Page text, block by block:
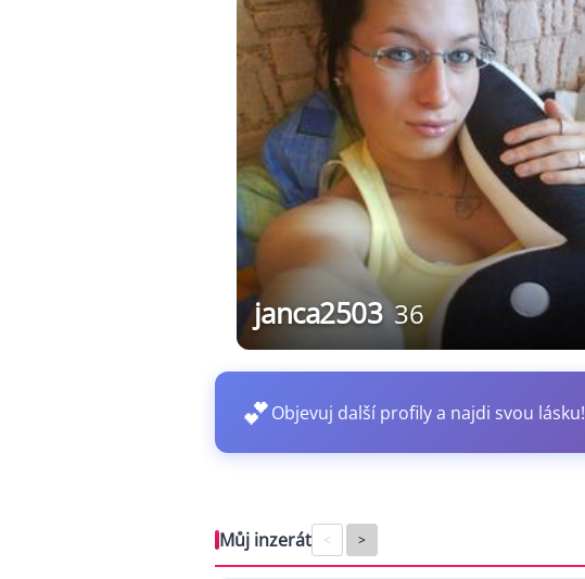
janca2503 36
💕Objevuj další profily a najdi svou lásku!
Můj inzerát < >